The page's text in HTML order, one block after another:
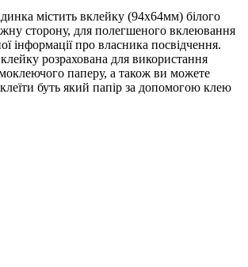
містить вклейку (94х64мм) білого
сторону, для полегшеного вклеювання
інформації про власника посвідчення.
розрахована для використання
паперу, а також ви можете
буть який папір за допомогою клею